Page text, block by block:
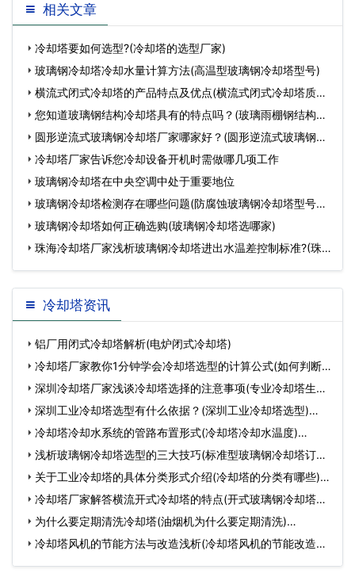
(冷却塔噪音扰民如何降低噪
相关文章
冷却塔要如何选型?(冷却塔的选型厂家)
玻璃钢冷却塔冷却水量计算方法(高温型玻璃钢冷却塔型号)
横流式闭式冷却塔的产品特点及优点(横流式闭式冷却塔质量
好 您知道玻璃钢结构冷却塔具有的特点吗？(玻璃雨棚钢结构配
件)圆形逆流式玻璃钢冷却塔厂家哪家好？(圆形逆流式玻璃钢冷
却塔
冷却塔厂家告诉您冷却设备开机时需做哪几项工作
玻璃钢冷却塔在中央空调中处于重要地位
玻璃钢冷却塔检测存在哪些问题(防腐蚀玻璃钢冷却塔型号及
价 玻璃钢冷却塔如何正确选购(玻璃钢冷却塔选哪家)
珠海冷却塔厂家浅析玻璃钢冷却塔进出水温差控制标准?(珠
海
冷却塔资讯
铝厂用闭式冷却塔解析(电炉闭式冷却塔)
冷却塔厂家教你1分钟学会冷却塔选型的计算公式(如何判断
冷…深圳冷却塔厂家浅谈冷却塔选择的注意事项(专业冷却塔生产
厂…深圳工业冷却塔选型有什么依据？(深圳工业冷却塔选型)…
冷却塔冷却水系统的管路布置形式(冷却塔冷却水温度)…
浅析玻璃钢冷却塔选型的三大技巧(标准型玻璃钢冷却塔订购)
… 关于工业冷却塔的具体分类形式介绍(冷却塔的分类有哪些)…
冷却塔厂家解答横流开式冷却塔的特点(开式玻璃钢冷却塔价
格…为什么要定期清洗冷却塔(油烟机为什么要定期清洗)…
冷却塔风机的节能方法与改造浅析(冷却塔风机的节能改造方
案…